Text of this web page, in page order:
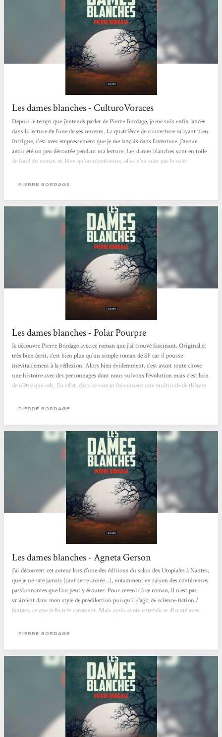
Les dames blanches - CulturoVoraces
Depuis le temps que j'entends parler de Pierre Bordage, je me suis enfin lancée
dans la lecture de l'une de ses œuvres. La quatrième de couverture m'ayant bien
intrigué, c'est avec empressement que je me lançais dans l'aventure. J'avoue
avoir été un peu déroutée pendant ma lecture. Les dames blanches sont en toile
de fond du roman et, bien qu'omniprésentes, elles n'en sont pas le sujet
petit bout de son histoire, puis le retrouver plusieurs années plus tard, ou non.
PIERRE BORDAGE
Les dames blanches - Polar Pourpre
Je découvre Pierre Bordage avec ce roman que j'ai trouvé fascinant. Original et
très bien écrit, c'est bien plus qu'un simple roman de SF car il pousse
inévitablement à la réflexion. Alors bien évidemment, c'est avant toute chose
une histoire avec des personnages dont nous suivons l'évolution mais c'est loin
de n'être que cela. En effet, dans ce roman foisonnent une multitude de thèmes
technologies, communication, ...), sans que pour autant cela ne donne
PIERRE BORDAGE
Les dames blanches - Agneta Gerson
J’ai découvert cet auteur lors d’une des éditions du salon des Utopiales à Nantes,
que je ne rate jamais (sauf cette année…), notamment en raison des conférences
passionnantes que l’on peut y écouter. Pour revenir à ce roman, il n’est pas
vraiment dans mon style de prédilection puisqu’il s’agît de science-fiction /
fantasy, ce que je lis très rarement. Mais après avoir entendu et discuté avec
imaginaire. Empreint d’humanité et mettant sa plume au service de...
PIERRE BORDAGE